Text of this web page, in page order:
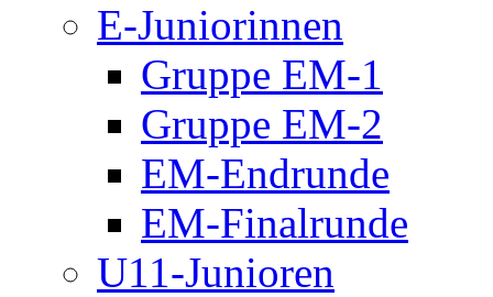
E-Juniorinnen
Gruppe EM-1
Gruppe EM-2
EM-Endrunde
EM-Finalrunde
U11-Junioren